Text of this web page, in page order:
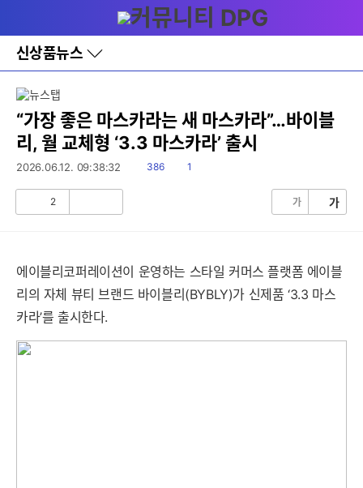
와
홈
신상품뉴스
바
로
레
이
어
창
토
“가장 좋은 마스카라는 새 마스카라”…바이블
리, 월 교체형 ‘3.3 마스카라’ 출시
2026.06.12. 09:38:32
읽
386
댓1
2 가 가
에이블리코퍼레이션이 운영하는 스타일 커머스 플랫폼 에이블
리의 자체 뷰티 브랜드 바이블리(BYBLY)가 신제품 ‘3.3 마스
카라’를 출시한다.